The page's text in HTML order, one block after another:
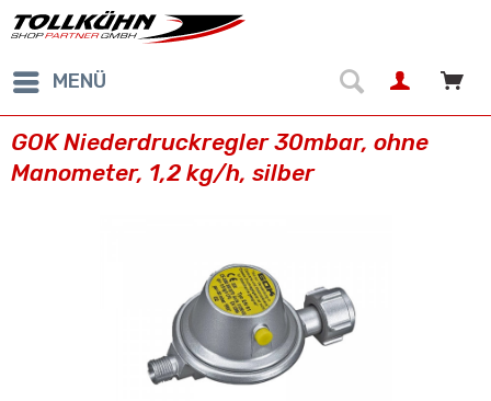
MENÜ
GOK Niederdruckregler 30mbar, ohne
Manometer, 1,2 kg/h, silber